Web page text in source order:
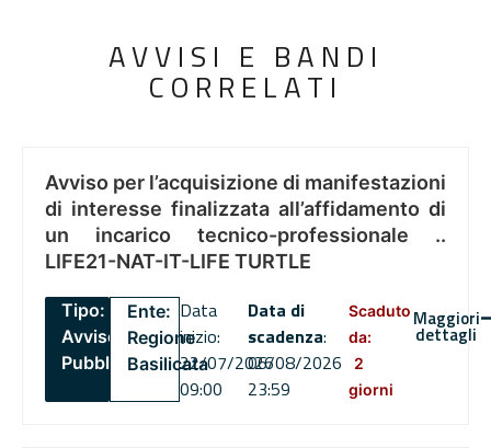
AVVISI E BANDI
CORRELATI
Avviso per l’acquisizione di manifestazioni
di interesse finalizzata all’affidamento di
un incarico tecnico-professionale ..
LIFE21-NAT-IT-LIFE TURTLE
Tipo:
Avviso
Pubblico
Ente:
Regione
Basilicata
Data
inizio:
22/07/2026
09:00
Data di
scadenza:
06/08/2026
23:59
Scaduto
da:
2
giorni
Maggiori
dettagli